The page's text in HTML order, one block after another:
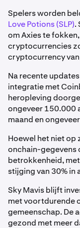
Spelers worden
Love Potions (SLP).
om Axies te
cryptocurrencies
cryptocurrency
Na recente
integratie met
heropleving
ongeveer 150.000
maand en
Hoewel het niet
onchain-gegevens
betrokkenheid,
stijging van 30%
Sky Mavis blijft
met voortdurende
gemeenschap. De
gezond met meer